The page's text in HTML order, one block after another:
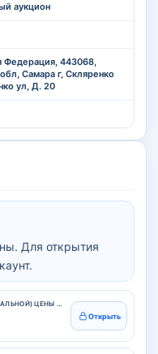
аукцион
Федерация, 443068,
Самара г, Скляренко
ул, Д. 20
Для открытия
ОБОСНОВАНИЕ НАЧАЛЬНОЙ (МАКСИМАЛЬНОЙ) ЦЕНЫ КОНТРАКТА
Открыть